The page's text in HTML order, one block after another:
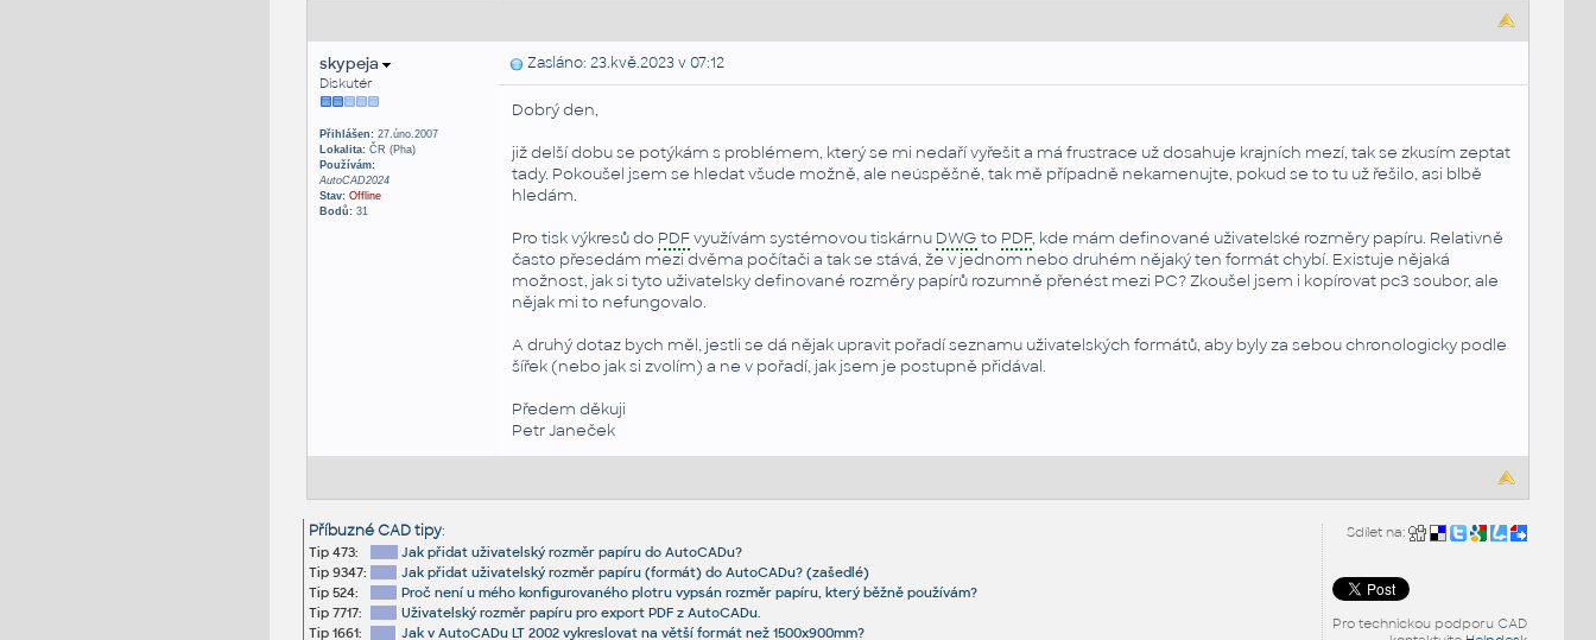
skypeja
Diskutér
Přihlášen:27.úno.2007
Lokalita:ČR (Pha)
Používám:
AutoCAD2024
Stav: Offline
Bodů:31
Zasláno: 23.kvě.2023 v 07:12
Dobrý den,
již delší dobu se potýkám s problémem, který se mi nedaří vyřešit a má frustrace už dosahuje krajních mezí, tak se zkusím zeptat
tady. Pokoušel jsem se hledat všude možně, ale neúspěšně, tak mě případně nekamenujte, pokud se to tu už řešilo, asi blbě
hledám.
Pro tisk výkresů do PDFvyužívám systémovou tiskárnu DWG to PDF, kde mám definované uživatelské rozměry papíru. Relativně
často přesedám mezi dvěma počítači a tak se stává, že v jednom nebo druhém nějaký ten formát chybí. Existuje nějaká
možnost, jak si tyto uživatelsky definované rozměry papírů rozumně přenést mezi PC? Zkoušel jsem i kopírovat pc3 soubor, ale
nějak mi to nefungovalo.
A druhý dotaz bych měl, jestli se dá nějak upravit pořadí seznamu uživatelských formátů, aby byly za sebou chronologicky podle
šířek (nebo jak si zvolím) a ne v pořadí, jak jsem je postupně přidával.
Předem děkuji
Petr Janeček
Sdílet na:
Pro technickou podporu CAD
Příbuzné CAD tipy:
Tip 473:
Jak přidat uživatelský rozměr papíru do AutoCADu?
Tip 9347:
Jak přidat uživatelský rozměr papíru (formát) do AutoCADu? (zašedlé)
Tip 524:
Proč není u mého konfigurovaného plotru vypsán rozměr papíru, který běžně používám?
Tip 7717:
Uživatelský rozměr papíru pro export PDF z AutoCADu.
Tip 1661:
Jak v AutoCADu LT 2002 vykreslovat na větší formát než 1500x900mm?